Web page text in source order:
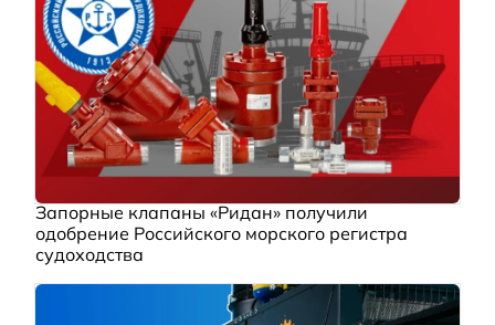
Запорные клапаны «Ридан» получили
одобрение Российского морского регистра
судоходства